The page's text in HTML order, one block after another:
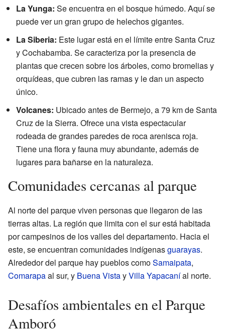
La Yunga: Se encuentra en el bosque húmedo. Aquí se
puede ver un gran grupo de helechos gigantes.
La Siberia: Este lugar está en el límite entre Santa Cruz
y Cochabamba. Se caracteriza por la presencia de
plantas que crecen sobre los árboles, como bromelias y
orquídeas, que cubren las ramas y le dan un aspecto
único.
Volcanes: Ubicado antes de Bermejo, a 79 km de Santa
Cruz de la Sierra. Ofrece una vista espectacular
rodeada de grandes paredes de roca arenisca roja.
Tiene una flora y fauna muy abundante, además de
lugares para bañarse en la naturaleza.
Comunidades cercanas al parque
Al norte del parque viven personas que llegaron de las
tierras altas. La región que limita con el sur está habitada
por campesinos de los valles del departamento. Hacia el
este, se encuentran comunidades indígenasguarayas.
Alrededor del parque hay pueblos comoSamaipata,
Comarapaal sur, y Buena VistayVilla Yapacaníal norte.
Desafíos ambientales en el Parque
Amboró